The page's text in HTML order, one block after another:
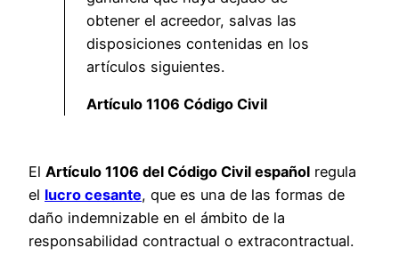
obtener el acreedor, salvas las
disposiciones contenidas en los
artículos siguientes.
Artículo 1106 Código Civil
El Artículo 1106 del Código Civil español regula
el lucro cesante, que es una de las formas de
daño indemnizable en el ámbito de la
responsabilidad contractual o extracontractual.